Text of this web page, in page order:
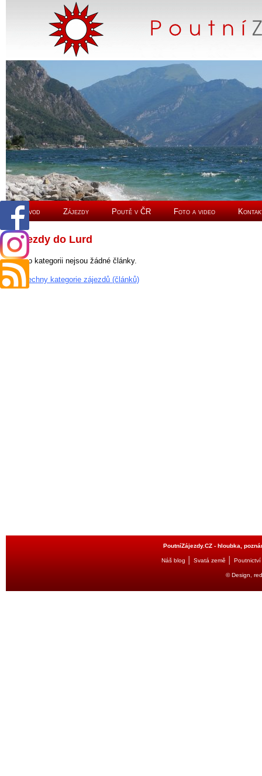
Úvod Zájezdy Poutě v ČR Foto a video
Zájezdy do Lurd
V této kategorii nejsou žádné články.
»Všechny kategorie zájezdů (článků)
PoutníZájezdy.CZ - hloubka,
Náš blog Svatá země Poutnictví
© Design,